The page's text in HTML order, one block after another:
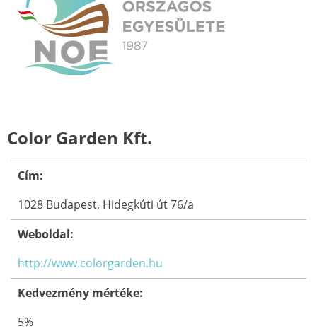
Color Garden Kft.
Cím:
1028 Budapest, Hidegkúti út 76/a
Weboldal:
http://www.colorgarden.hu
Kedvezmény mértéke:
5%